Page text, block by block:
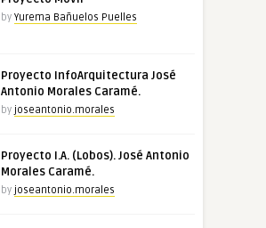
by Yurema Bañuelos Puelles
Proyecto InfoArquitectura José
Antonio Morales Caramé.
by joseantonio.morales
Proyecto I.A. (Lobos). José Antonio
Morales Caramé.
by joseantonio.morales